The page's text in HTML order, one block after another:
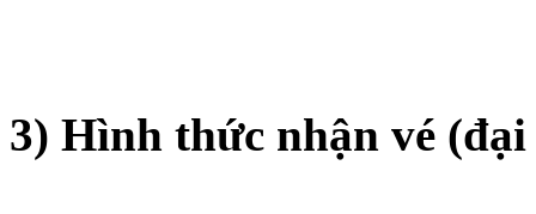
3) Hình thức nhận vé